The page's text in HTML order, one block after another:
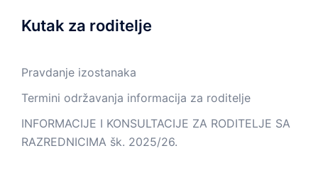
Kutak za roditelje
Pravdanje izostanaka
Termini održavanja informacija za roditelje
INFORMACIJE I KONSULTACIJE ZA RODITELJE SA
RAZREDNICIMA šk. 2025/26.